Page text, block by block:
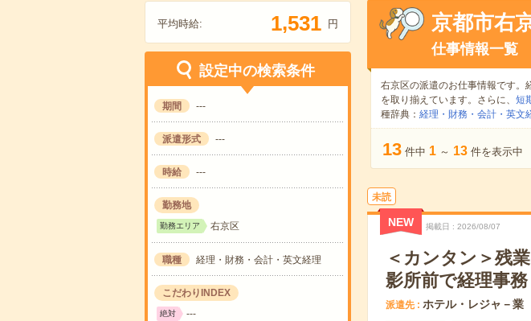
平均時給: 1,531 円
設定中の検索条件
期間 ---
派遣形式 ---
時給 ---
勤務地
勤務エリア 右京区
職種 経理・財務・会計・英文経理
こだわりINDEX
絶対 ---
京都市右
仕事情報一覧
右京区の派遣のお仕事情報です。
を取り揃えています。さらに、 短
種辞典： 経理・財務・会計・英文
13 件中 1 ～ 13 件を表示中
未読
NEW 掲載日 2026/08/07
＜カンタン＞残
影所前で経理事務
派遣先 ホテル・レジャ－業